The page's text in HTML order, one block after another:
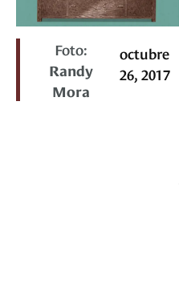
Foto:
Randy
Mora
octubre
26, 2017